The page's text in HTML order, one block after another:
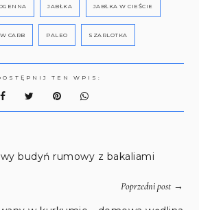
JABŁKA JABŁKA W CIEŚCIE
CARB PALEO SZARLOTKA
TEN WPIS:
budyń rumowy z bakaliami
Poprzedni post→